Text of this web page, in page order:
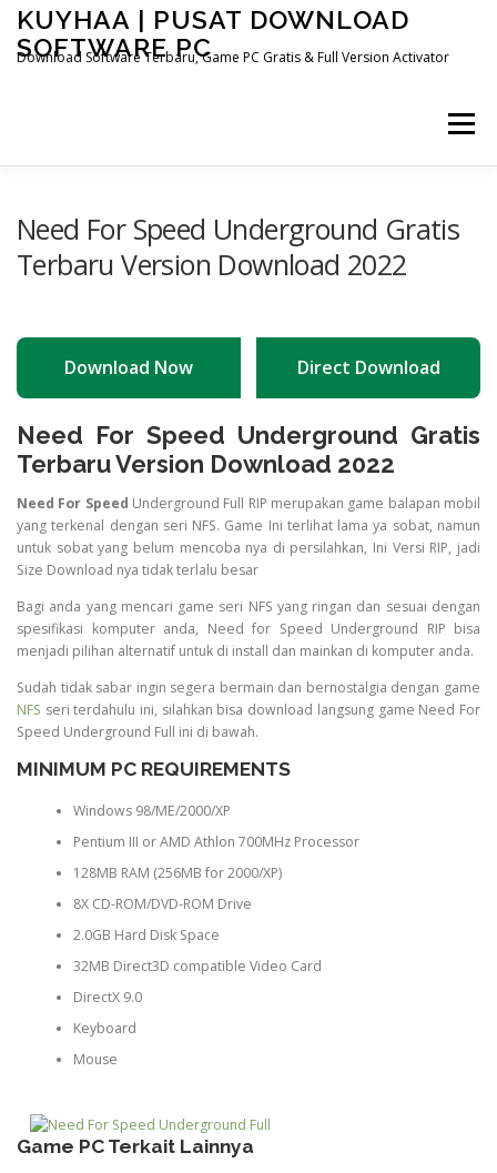
Skip
content
KUYHAA | PUSAT DOWNLOAD
SOFTWARE PC
Download Software Terbaru, Game PC Gratis & Full Version Activator
Menu
Need For Speed Underground Gratis
Terbaru Version Download 2022
Download Now Direct Download
Need For Speed Underground Gratis
Terbaru Version Download 2022
Need For Speed Underground Full RIP merupakan game balapan mobil
yang terkenal dengan seri NFS. Game Ini terlihat lama ya sobat, namun
untuk sobat yang belum mencoba nya di persilahkan, Ini Versi RIP, jadi
Size Download nya tidak terlalu besar
Bagi anda yang mencari game seri NFS yang ringan dan sesuai dengan
spesifikasi komputer anda, Need for Speed Underground RIP bisa
menjadi pilihan alternatif untuk di install dan mainkan di komputer anda.
Sudah tidak sabar ingin segera bermain dan bernostalgia dengan game
NFS seri terdahulu ini, silahkan bisa download langsung game Need For
Speed Underground Full ini di bawah.
MINIMUM PC REQUIREMENTS
Windows 98/ME/2000/XP
Pentium III or AMD Athlon 700MHz Processor
128MB RAM (256MB for 2000/XP)
8X CD-ROM/DVD-ROM Drive
2.0GB Hard Disk Space
32MB Direct3D compatible Video Card
DirectX 9.0
Keyboard
Mouse
Game PC Terkait Lainnya